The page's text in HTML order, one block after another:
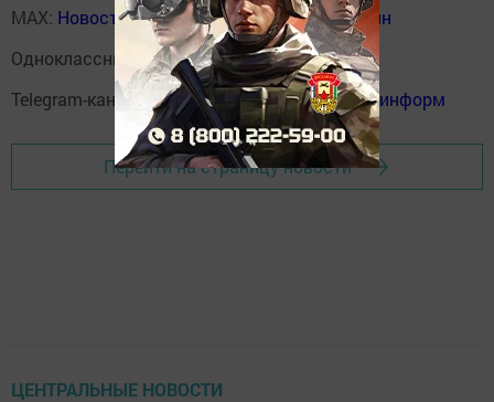
MAX: Новости Мензелинска - Мензеля онлайн
Одноклассники: ok.ru/menzelinsk
Telegram-канал: Мензелинск news - Мензеля-информ
Перейти на страницу новости
ЦЕНТРАЛЬНЫЕ НОВОСТИ